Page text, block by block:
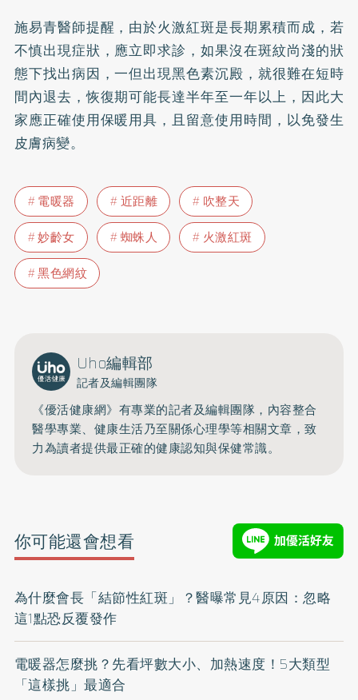
施易青醫師提醒，由於火激紅斑是長期累積而成，若
不慎出現症狀，應立即求診，如果沒在斑紋尚淺的狀
態下找出病因，一但出現黑色素沉殿，就很難在短時
間內退去，恢復期可能長達半年至一年以上，因此大
家應正確使用保暖用具，且留意使用時間，以免發生
皮膚病變。
電暖器 近距離
吹整天
妙齡女
蜘蛛人
火激紅斑
黑色網紋
Uho編輯部
記者及編輯團隊
《優活健康網》有專業的記者及編輯團隊，內容整合
醫學專業、健康生活乃至關係心理學等相關文章，致
力為讀者提供最正確的健康認知與保健常識。
你可能還會想看
為什麼會長「結節性紅斑」？醫曝常見4原因：忽略
這1點恐反覆發作
電暖器怎麼挑？先看坪數大小、加熱速度！5大類型
「這樣挑」最適合